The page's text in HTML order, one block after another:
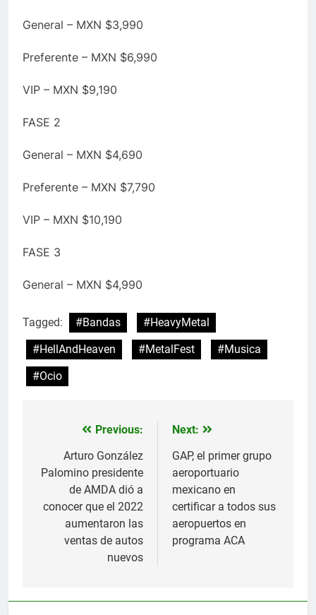
General – MXN $3,990
Preferente – MXN $6,990
VIP – MXN $9,190
FASE 2
General – MXN $4,690
Preferente – MXN $7,790
VIP – MXN $10,190
FASE 3
General – MXN $4,990
Tagged: #Bandas
#HeavyMetal
#HellAndHeaven
#MetalFest
#Musica
#Ocio
Navegación
entradas
Previous:
Arturo González
Palomino presidente
de AMDA dió a
conocer que el 2022
aumentaron las
ventas de autos
nuevos
Next:
GAP, el primer grupo
aeroportuario
mexicano en
certificar a todos sus
aeropuertos en
programa ACA